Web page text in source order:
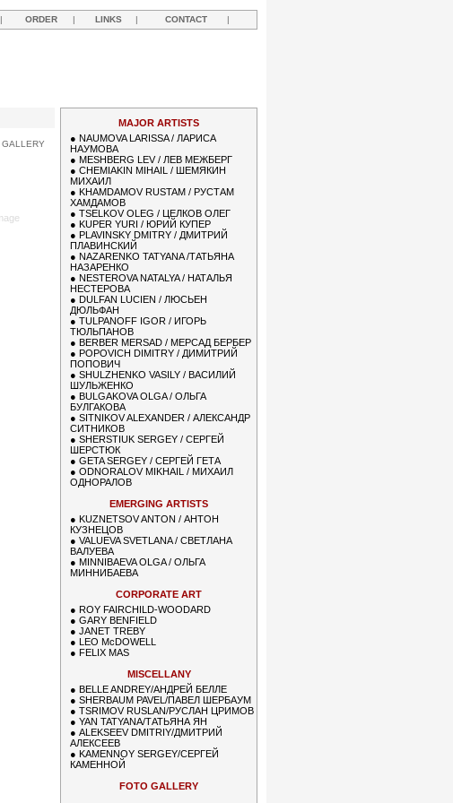
| ORDER | LINKS | CONTACT |
GALLERY
MAJOR ARTISTS
● NAUMOVA LARISSA / ЛАРИСА
НАУМОВА
● MESHBERG LEV / ЛЕВ МЕЖБЕРГ
● CHEMIAKIN MIHAIL / ШЕМЯКИН
МИХАИЛ
● KHAMDAMOV RUSTAM / РУСТАМ
ХАМДАМОВ
● TSELKOV OLEG / ЦЕЛКОВ ОЛЕГ
● KUPER YURI / ЮРИЙ КУПЕР
● PLAVINSKY DMITRY / ДМИТРИЙ
ПЛАВИНСКИЙ
● NAZARENKO TATYANA /ТАТЬЯНА
НАЗАРЕНКО
● NESTEROVA NATALYA / НАТАЛЬЯ
НЕСТЕРОВА
● DULFAN LUCIEN / ЛЮСЬЕН
ДЮЛЬФАН
● TULPANOFF IGOR / ИГОРЬ
ТЮЛЬПАНОВ
● BERBER MERSAD / МЕРСАД БЕРБЕР
● POPOVICH DIMITRY / ДИМИТРИЙ
ПОПОВИЧ
● SHULZHENKO VASILY / ВАСИЛИЙ
ШУЛЬЖЕНКО
● BULGAKOVA OLGA / ОЛЬГА
БУЛГАКОВА
● SITNIKOV ALEXANDER / АЛЕКСАНДР
СИТНИКОВ
● SHERSTIUK SERGEY / СЕРГЕЙ
ШЕРСТЮК
● GETA SERGEY / СЕРГЕЙ ГЕТА
● ODNORALOV MIKHAIL / МИХАИЛ
ОДНОРАЛОВ
EMERGING ARTISTS
● KUZNETSOV ANTON / АНТОН
КУЗНЕЦОВ
● VALUEVA SVETLANA / СВЕТЛАНА
ВАЛУЕВА
● MINNIBAEVA OLGA / ОЛЬГА
МИННИБАЕВА
CORPORATE ART
● ROY FAIRCHILD-WOODARD
● GARY BENFIELD
● JANET TREBY
● LEO McDOWELL
● FELIX MAS
MISCELLANY
● BELLE ANDREY/АНДРЕЙ БЕЛЛЕ
● SHERBAUM PAVEL/ПАВЕЛ ШЕРБАУМ
● TSRIMOV RUSLAN/РУСЛАН ЦРИМОВ
● YAN TATYANA/ТАТЬЯНА ЯН
● ALEKSEEV DMITRIY/ДМИТРИЙ
АЛЕКСЕЕВ
● KAMENNOY SERGEY/СЕРГЕЙ
КАМЕННОЙ
FOTO GALLERY